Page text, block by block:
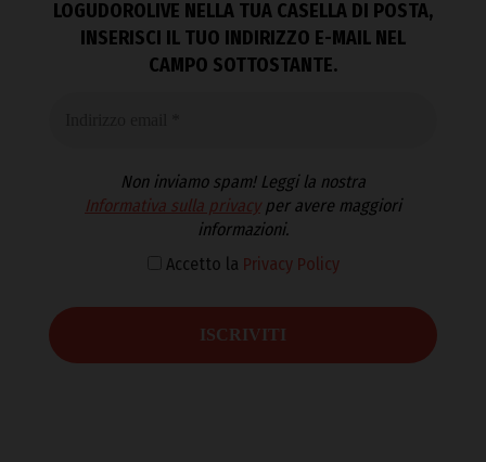
LOGUDOROLIVE NELLA TUA CASELLA DI POSTA,
INSERISCI IL TUO INDIRIZZO E-MAIL NEL
CAMPO SOTTOSTANTE.
Non inviamo spam! Leggi la nostra
Informativa sulla privacyper avere maggiori
informazioni.
Accetto la Privacy Policy